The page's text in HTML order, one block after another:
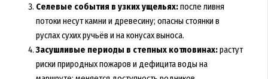
Селевые события в узких ущельях:после ливня
потоки несут камни и древесину; опасны стоянки в
руслах сухих ручьёв и на конусах выноса.
Засушливые периоды в степных котловинах:растут
риски природных пожаров и дефицита воды на